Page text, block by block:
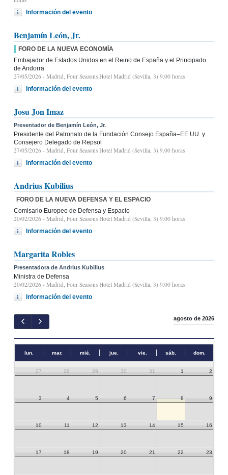
Información del evento
Benjamín León, Jr.
FORO DE LA NUEVA ECONOMÍA
Embajador de Estados Unidos en el Reino de España y el Principado
de Andorra
27/05/2026 - Madrid, Four Seasons Hotel Madrid (Sevilla, 3) 9.00 horas
Información del evento
Josu Jon Imaz
Presentador de Benjamín León, Jr.
Presidente del Patronato de la Fundación Consejo España–EE.UU. y
Consejero Delegado de Repsol
27/05/2026 - Madrid, Four Seasons Hotel Madrid (Sevilla, 3) 9.00 horas
Información del evento
Andrius Kubilius
FORO DE LA NUEVA DEFENSA Y EL ESPACIO
Comisario Europeo de Defensa y Espacio
20/02/2026 - Madrid, Four Seasons Hotel Madrid (Sevilla, 3) 9:00 horas
Información del evento
Margarita Robles
Presentadora de Andrius Kubilius
Ministra de Defensa
20/02/2026 - Madrid, Four Seasons Hotel Madrid (Sevilla, 3) 9:00 horas
Información del evento
agosto de 2026
lun. mar. mié. jue. vie. sáb. dom.
27 28 29 30 31 1 2
3 4 5 6 7 8 9
10 11 12 13 14 15 16
17 18 19 20 21 22 23